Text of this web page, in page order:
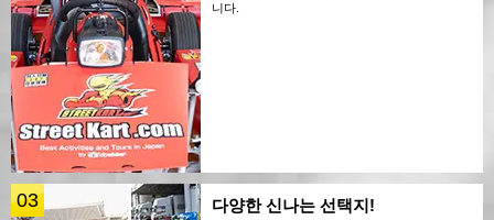
니다.
03 다양한 신나는 선택지!